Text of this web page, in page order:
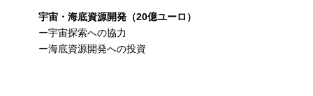
宇宙・海底資源開発（20億ユーロ）
ー宇宙探索への協力
ー海底資源開発への投資